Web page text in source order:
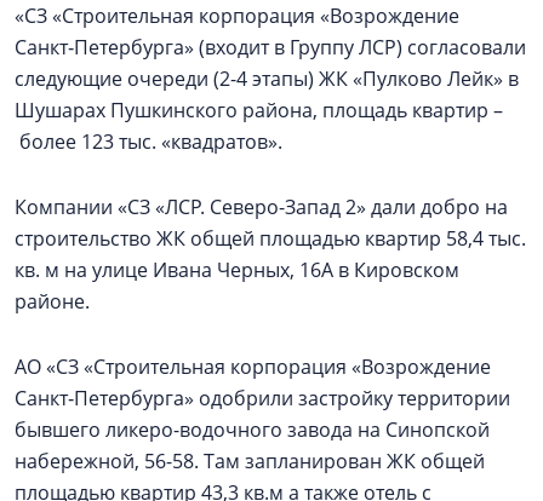
«СЗ «Строительная корпорация «Возрождение
Санкт‑Петербурга» (входит в Группу ЛСР) согласовали
следующие очереди (2-4 этапы) ЖК «Пулково Лейк» в
Шушарах Пушкинского района, площадь квартир –
более 123 тыс. «квадратов».
Компании «СЗ «ЛСР. Северо-Запад 2» дали добро на
строительство ЖК общей площадью квартир 58,4 тыс.
кв. м на улице Ивана Черных, 16А в Кировском
районе.
АО «СЗ «Строительная корпорация «Возрождение
Санкт‑Петербурга» одобрили застройку территории
бывшего ликеро-водочного завода на Синопской
набережной, 56-58. Там запланирован ЖК общей
площадью квартир 43,3 кв.м а также отель с